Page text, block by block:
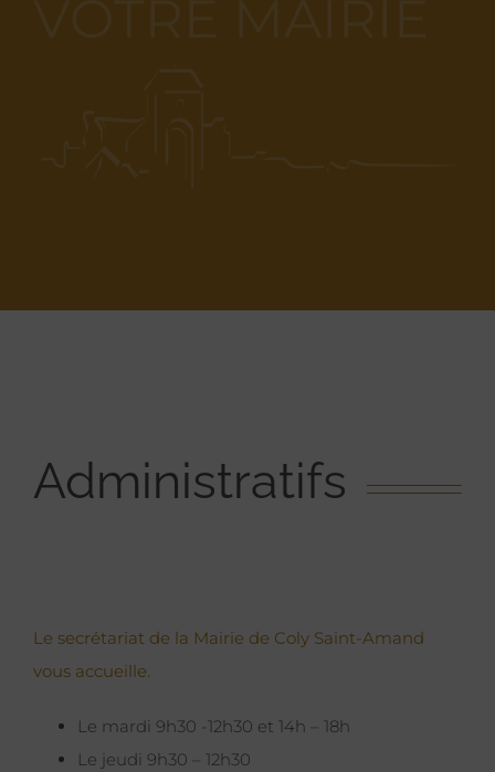
Administratifs
Le secrétariat de la Mairie de Coly Saint-Amand
vous accueille.
Le mardi 9h30 -12h30 et 14h – 18h
Le jeudi 9h30 – 12h30